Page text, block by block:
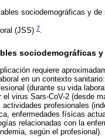
sociodemográficas y de
(JSS) 7.
sociodemográficas y
requiere
en un contexto
(durante su vida
el virus Sars-CoV-2 (desde
profesionales
enfermedades físicas
relacionadas con la
según el profesional).